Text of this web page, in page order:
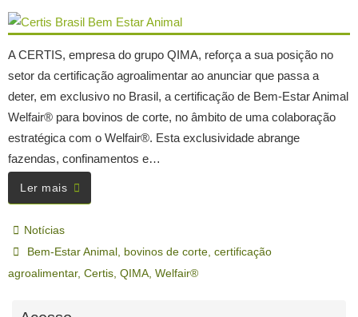
A CERTIS, empresa do grupo QIMA, reforça a sua posição no
setor da certificação agroalimentar ao anunciar que passa a
deter, em exclusivo no Brasil, a certificação de Bem-Estar Animal
Welfair® para bovinos de corte, no âmbito de uma colaboração
estratégica com o Welfair®. Esta exclusividade abrange
fazendas, confinamentos e…
Ler mais
Notícias
Bem-Estar Animal
bovinos de corte, certificação
agroalimentar, Certis QIMA Welfair®